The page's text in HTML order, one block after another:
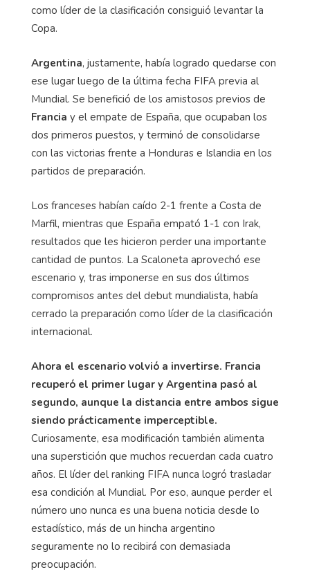
como líder de la clasificación consiguió levantar la
Copa.
Argentina, justamente, había logrado quedarse con
ese lugar luego de la última fecha FIFA previa al
Mundial. Se benefició de los amistosos previos de
Francia y el empate de España, que ocupaban los
dos primeros puestos, y terminó de consolidarse
con las victorias frente a Honduras e Islandia en los
partidos de preparación.
Los franceses habían caído 2-1 frente a Costa de
Marfil, mientras que España empató 1-1 con Irak,
resultados que les hicieron perder una importante
cantidad de puntos. La Scaloneta aprovechó ese
escenario y, tras imponerse en sus dos últimos
compromisos antes del debut mundialista, había
cerrado la preparación como líder de la clasificación
internacional.
Ahora el escenario volvió a invertirse. Francia
recuperó el primer lugar y Argentina pasó al
segundo, aunque la distancia entre ambos sigue
siendo prácticamente imperceptible.
Curiosamente, esa modificación también alimenta
una superstición que muchos recuerdan cada cuatro
años. El líder del ranking FIFA nunca logró trasladar
esa condición al Mundial. Por eso, aunque perder el
número uno nunca es una buena noticia desde lo
estadístico, más de un hincha argentino
seguramente no lo recibirá con demasiada
preocupación.